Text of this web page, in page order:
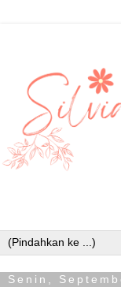
Senin,